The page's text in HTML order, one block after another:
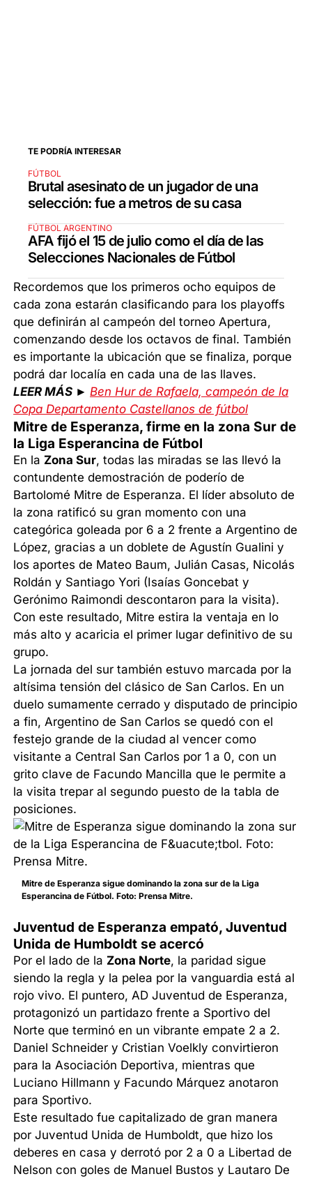
TE PODRÍA INTERESAR
FÚTBOL
Brutal asesinato de un jugador de una
selección: fue a metros de su casa
FÚTBOL ARGENTINO
AFA fijó el 15 de julio como el día de las
Selecciones Nacionales de Fútbol
Recordemos que los primeros ocho equipos de
cada zona estarán clasificando para los playoffs
que definirán al campeón del torneo Apertura,
comenzando desde los octavos de final. También
es importante la ubicación que se finaliza, porque
podrá dar localía en cada una de las llaves.
LEER MÁS ►Ben Hur de Rafaela, campeón de la
Copa Departamento Castellanos de fútbol
Mitre de Esperanza, firme en la zona Sur de
la Liga Esperancina de Fútbol
En la Zona Sur, todas las miradas se las llevó la
contundente demostración de poderío de
Bartolomé Mitre de Esperanza. El líder absoluto de
la zona ratificó su gran momento con una
categórica goleada por 6 a 2 frente a Argentino de
López, gracias a un doblete de Agustín Gualini y
los aportes de Mateo Baum, Julián Casas, Nicolás
Roldán y Santiago Yori (Isaías Goncebat y
Gerónimo Raimondi descontaron para la visita).
Con este resultado, Mitre estira la ventaja en lo
más alto y acaricia el primer lugar definitivo de su
grupo.
La jornada del sur también estuvo marcada por la
altísima tensión del clásico de San Carlos. En un
duelo sumamente cerrado y disputado de principio
a fin, Argentino de San Carlos se quedó con el
festejo grande de la ciudad al vencer como
visitante a Central San Carlos por 1 a 0, con un
grito clave de Facundo Mancilla que le permite a
la visita trepar al segundo puesto de la tabla de
posiciones.
Mitre de Esperanza sigue dominando la zona sur de la Liga
Esperancina de Fútbol. Foto: Prensa Mitre.
Juventud de Esperanza empató, Juventud
Unida de Humboldt se acercó
Por el lado de la Zona Norte, la paridad sigue
siendo la regla y la pelea por la vanguardia está al
rojo vivo. El puntero, AD Juventud de Esperanza,
protagonizó un partidazo frente a Sportivo del
Norte que terminó en un vibrante empate 2 a 2.
Daniel Schneider y Cristian Voelkly convirtieron
para la Asociación Deportiva, mientras que
Luciano Hillmann y Facundo Márquez anotaron
para Sportivo.
Este resultado fue capitalizado de gran manera
por Juventud Unida de Humboldt, que hizo los
deberes en casa y derrotó por 2 a 0 a Libertad de
Nelson con goles de Manuel Bustos y Lautaro De